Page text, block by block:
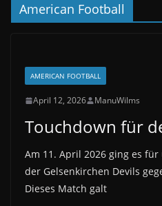
American Football
AMERICAN FOOTBALL
April 12, 2026 ManuWilms
Touchdown für
Am 11. April 2026 ging es
der Gelsenkirchen Devils
Dieses Match galt